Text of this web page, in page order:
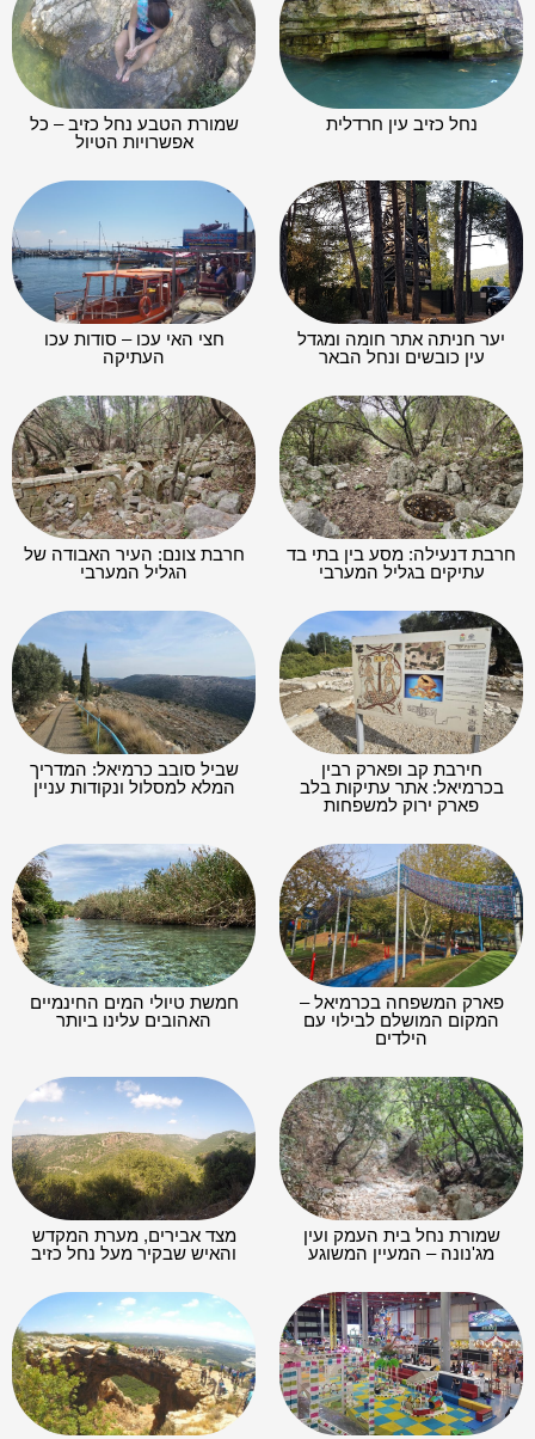
נחל כזיב עין חרדלית
שמורת הטבע נחל כזיב – כל
אפשרויות הטיול
יער חניתה אתר חומה ומגדל
עין כובשים ונחל הבאר
חצי האי עכו – סודות עכו
העתיקה
חרבת דנעילה: מסע בין בתי בד
עתיקים בגליל המערבי
חרבת צונם: העיר האבודה של
הגליל המערבי
חירבת קב ופארק רבין
בכרמיאל: אתר עתיקות בלב
פארק ירוק למשפחות
שביל סובב כרמיאל: המדריך
המלא למסלול ונקודות עניין
פארק המשפחה בכרמיאל –
המקום המושלם לבילוי עם
הילדים
חמשת טיולי המים החינמיים
האהובים עלינו ביותר
שמורת נחל בית העמק ועין
מג'נונה – המעיין המשוגע
מצד אבירים, מערת המקדש
והאיש שבקיר מעל נחל כזיב